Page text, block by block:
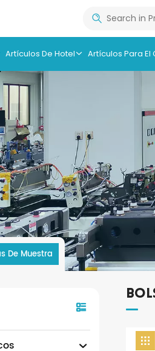
Artículos De Hotel Artículos Para El
De Muestra